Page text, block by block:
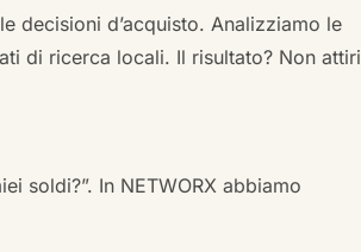
decisioni d’acquisto. Analizziamo le
di ricerca locali. Il risultato? Non attiri
soldi?”. In NETWORX abbiamo